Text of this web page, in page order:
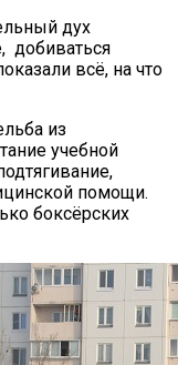
дух
добиваться
всё, на что
из
учебной
помощи.
боксёрских